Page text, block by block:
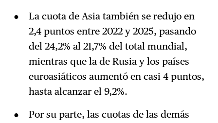
La cuota de Asia también se redujo en
2,4 puntos entre 2022 y 2025, pasando
del 24,2% al 21,7% del total mundial,
mientras que la de Rusia y los países
euroasiáticos aumentó en casi 4 puntos,
hasta alcanzar el 9,2%.
Por su parte, las cuotas de las demás